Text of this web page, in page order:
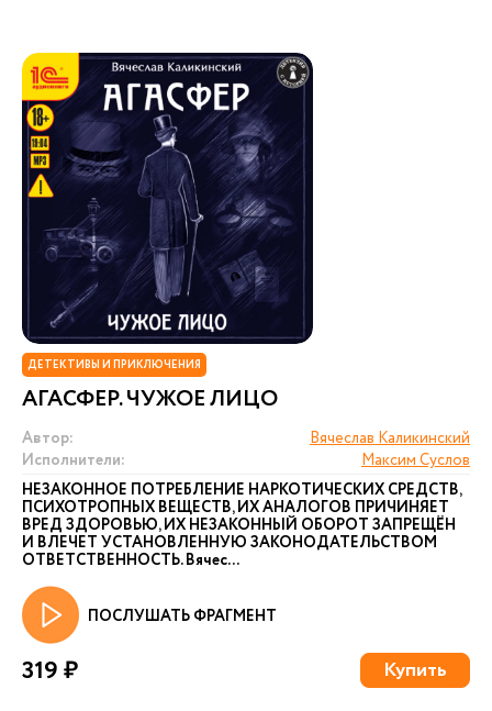
ДЕТЕКТИВЫ И ПРИКЛЮЧЕНИЯ
АГАСФЕР. ЧУЖОЕ ЛИЦО
Автор:
Вячеслав Каликинский
Исполнители:
Максим Суслов
НЕЗАКОННОЕ ПОТРЕБЛЕНИЕ НАРКОТИЧЕСКИХ СРЕДСТВ,
ПСИХОТРОПНЫХ ВЕЩЕСТВ, ИХ АНАЛОГОВ ПРИЧИНЯЕТ
ВРЕД ЗДОРОВЬЮ, ИХ НЕЗАКОННЫЙ ОБОРОТ ЗАПРЕЩЁН
И ВЛЕЧЕТ УСТАНОВЛЕННУЮ ЗАКОНОДАТЕЛЬСТВОМ
ОТВЕТСТВЕННОСТЬ. Вячес...
ПОСЛУШАТЬ ФРАГМЕНТ
319 ₽ Купить